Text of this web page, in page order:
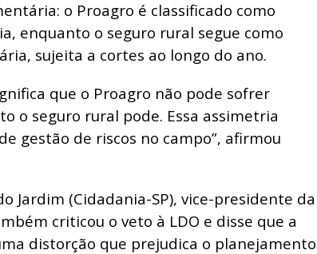
o Proagro é classificado como
enquanto o seguro rural segue como
sujeita a cortes ao longo do ano.
que o Proagro não pode sofrer
o seguro rural pode. Essa assimetria
gestão de riscos no campo”, afirmou
Jardim (Cidadania-SP), vice-presidente da
criticou o veto à LDO e disse que a
distorção que prejudica o planejamento